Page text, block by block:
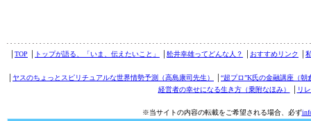
TOP トップが語る、「いま、伝えたいこと」 舩井幸雄ってどんな人？ おすすめリンク
ヤスのちょっとスピリチュアルな世界情勢予測（高島康司先生）
“超プロ”K氏の金融講座（朝
経営者の幸せになる生き方（乗附なほみ）
リ
※当サイトの内容の転載をご希望される場合、必ず